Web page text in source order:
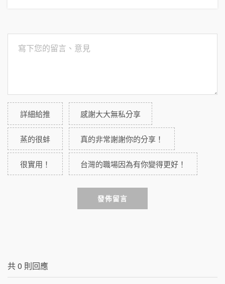
詳細給推 感謝大大無私分享
蒸的很蚌 真的非常謝謝你的分享！
很實用！ 台灣的職場因為有你變得更好！
發佈留言
共0 則回應